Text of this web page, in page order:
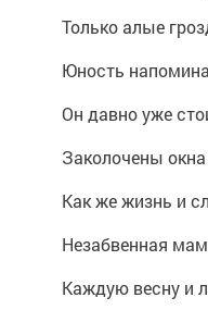
Только алые
Юность
Он давно уже
Заколочены
Как же жизнь и
Незабвенная
Каждую весну и